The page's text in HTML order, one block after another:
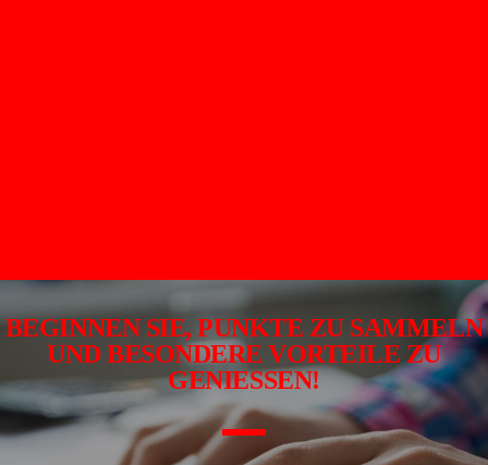
BEGINNEN SIE, PUNKTE ZU SAMMELN
UND BESONDERE VORTEILE ZU
GENIESSEN!